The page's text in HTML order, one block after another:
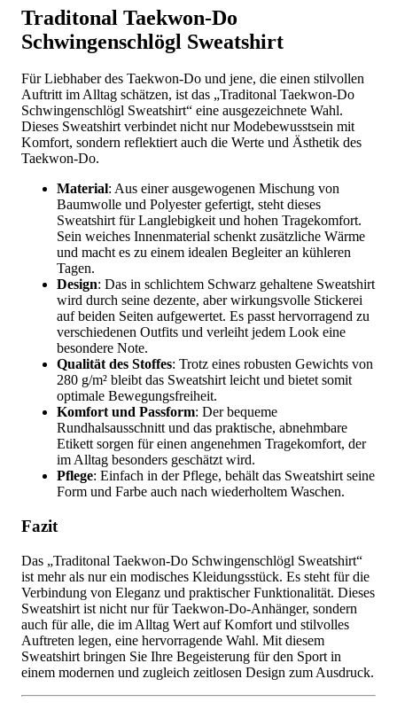
Traditonal Taekwon-Do
Schwingenschlögl Sweatshirt
Für Liebhaber des Taekwon-Do und jene, die einen stilvollen
Auftritt im Alltag schätzen, ist das „Traditonal Taekwon-Do
Schwingenschlögl Sweatshirt“ eine ausgezeichnete Wahl.
Dieses Sweatshirt verbindet nicht nur Modebewusstsein mit
Komfort, sondern reflektiert auch die Werte und Ästhetik des
Taekwon-Do.
Material: Aus einer ausgewogenen Mischung von
Baumwolle und Polyester gefertigt, steht dieses
Sweatshirt für Langlebigkeit und hohen Tragekomfort.
Sein weiches Innenmaterial schenkt zusätzliche Wärme
und macht es zu einem idealen Begleiter an kühleren
Tagen.
Design: Das in schlichtem Schwarz gehaltene Sweatshirt
wird durch seine dezente, aber wirkungsvolle Stickerei
auf beiden Seiten aufgewertet. Es passt hervorragend zu
verschiedenen Outfits und verleiht jedem Look eine
besondere Note.
Qualität des Stoffes: Trotz eines robusten Gewichts von
280 g/m² bleibt das Sweatshirt leicht und bietet somit
optimale Bewegungsfreiheit.
Komfort und Passform: Der bequeme
Rundhalsausschnitt und das praktische, abnehmbare
Etikett sorgen für einen angenehmen Tragekomfort, der
im Alltag besonders geschätzt wird.
Pflege: Einfach in der Pflege, behält das Sweatshirt seine
Form und Farbe auch nach wiederholtem Waschen.
Fazit
Das „Traditonal Taekwon-Do Schwingenschlögl Sweatshirt“
ist mehr als nur ein modisches Kleidungsstück. Es steht für die
Verbindung von Eleganz und praktischer Funktionalität. Dieses
Sweatshirt ist nicht nur für Taekwon-Do-Anhänger, sondern
auch für alle, die im Alltag Wert auf Komfort und stilvolles
Auftreten legen, eine hervorragende Wahl. Mit diesem
Sweatshirt bringen Sie Ihre Begeisterung für den Sport in
einem modernen und zugleich zeitlosen Design zum Ausdruck.